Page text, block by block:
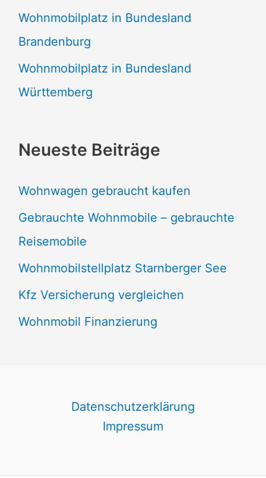
Wohnmobilplatz in Bundesland
Brandenburg
Wohnmobilplatz in Bundesland
Württemberg
Neueste Beiträge
Wohnwagen gebraucht kaufen
Gebrauchte Wohnmobile – gebrauchte
Reisemobile
Wohnmobilstellplatz Starnberger See
Kfz Versicherung vergleichen
Wohnmobil Finanzierung
Datenschutzerklärung
Impressum